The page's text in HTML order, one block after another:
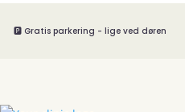
🅿️ Gratis parkering - lige ved døren